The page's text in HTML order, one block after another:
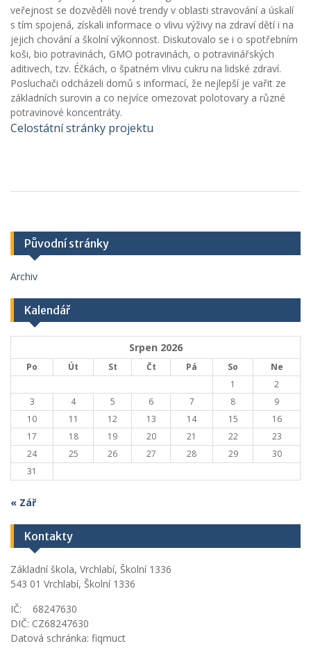
veřejnost se dozvěděli nové trendy v oblasti stravování a úskalí
s tím spojená, získali informace o vlivu výživy na zdraví dětí i na
jejich chování a školní výkonnost. Diskutovalo se i o spotřebním
koši, bio potravinách, GMO potravinách, o potravinářských
aditivech, tzv. Éčkách, o špatném vlivu cukru na lidské zdraví.
Posluchači odcházeli domů s informací, že nejlepší je vařit ze
základních surovin a co nejvíce omezovat polotovary a různé
potravinové koncentráty.
Celostátní stránky projektu
Původní stránky
Archiv
Kalendář
Srpen 2026
Po Út St Čt Pá So
Ne
1
2
3
4 5 6 7 8
9
10
11 12 13 14 15
16
17
18 19 20 21 22
23
24
25 26 27 28 29
30
31
« Zář
Kontakty
Základní škola, Vrchlabí, Školní 1336
543 01 Vrchlabí, Školní 1336
IČ: 68247630
DIČ: CZ68247630
Datová schránka: fiqmuct